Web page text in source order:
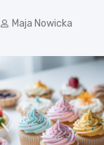
Maja Nowicka